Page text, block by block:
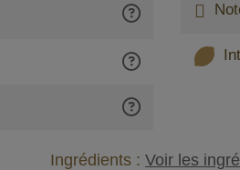
Ingrédients : Voir les